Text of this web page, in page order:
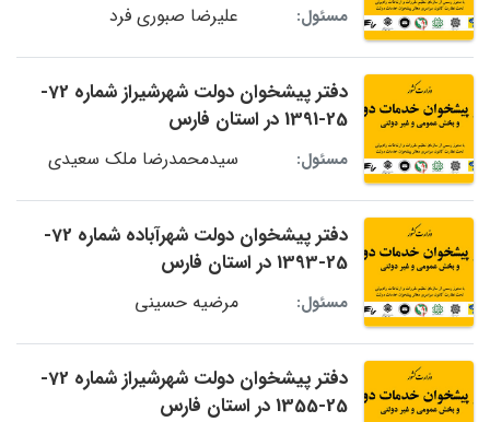
مسئول: علیرضا صبوری فرد
دفتر پیشخوان دولت شهرشیراز شماره 72-
25-1391 در استان فارس
مسئول: سیدمحمدرضا ملک سعیدی
دفتر پیشخوان دولت شهرآباده شماره 72-
25-1393 در استان فارس
مسئول: مرضیه حسینی
دفتر پیشخوان دولت شهرشیراز شماره 72-
25-1355 در استان فارس